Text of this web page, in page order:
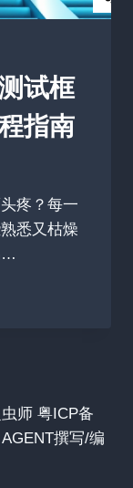
试框
指南
疼？每一
悉又枯燥
…
师 粤ICP备
撰写/编